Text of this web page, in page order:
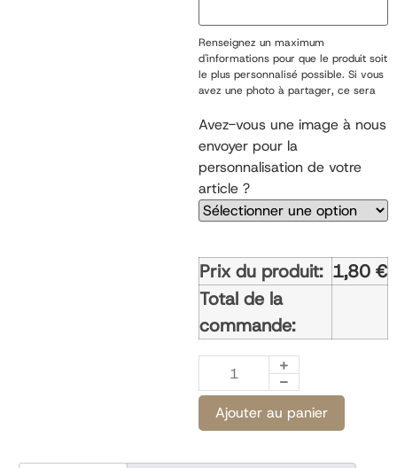
Renseignez un maximum
d'informations pour que le produit soit
le plus personnalisé possible. Si vous
avez une photo à partager, ce sera
passée.
Avez-vous une image à nous
envoyer pour la
personnalisation de votre
article ?
Prix du produit: 1,80 €
Total de la
commande:
Ajouter au panier